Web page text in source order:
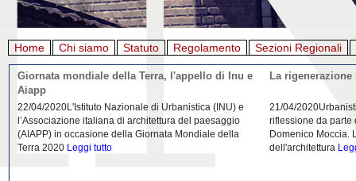
Home Chi siamo Statuto Regolamento Sezioni Regionali
Giornata mondiale della Terra, l'appello di Inu e
Aiapp
22/04/2020L'Istituto Nazionale di Urbanistica (INU) e
l’Associazione italiana di architettura del paesaggio
(AIAPP) in occasione della Giornata Mondiale della
Terra 2020 Leggi tutto
La
21/04/
riflessione da parte
Domenico Moccia.
dell'architettura